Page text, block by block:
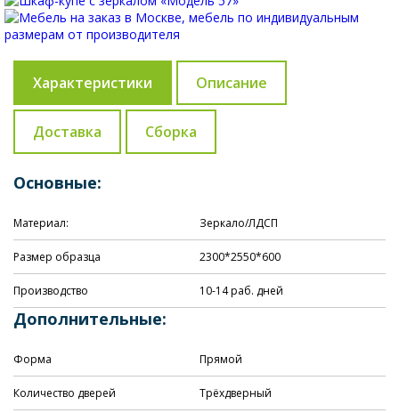
Характеристики Описание
Доставка Сборка
Основные:
Материал: Зеркало/ЛДСП
Размер образца 2300*2550*600
Производство 10-14 раб. дней
Дополнительные:
Форма Прямой
Количество дверей Трёхдверный